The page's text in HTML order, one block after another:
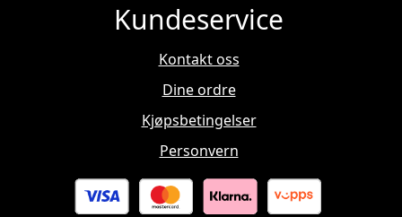
Kundeservice
Kontakt oss
Dine ordre
Kjøpsbetingelser
Personvern